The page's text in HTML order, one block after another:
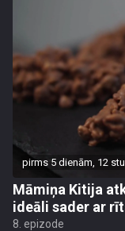
pirms 5 dienām, 12
Māmiņa Kitija
ideāli sader ar
8. epizode